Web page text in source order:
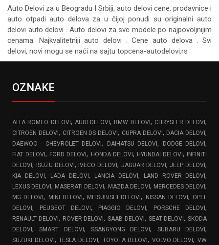
Auto Delovi za u Beogradu I Srbiji, auto delovi cene, prodavnice i
auto otpadi auto delova za u čijoj ponudi su originalni auto
delovi auto delovi . Auto delovi za sve modele po najpovoljnijim
cenama. Najkvalitetniji auto delovi . Cene auto delova . Svi
delovi, novi mogu se naći na sajtu topcena-autodelovi.rs
OZNAKE
ALFA ROMEO DELOVI, AUDI DELOVI, BMW DELOVI, CHRYSLER DELOVI,
CITROEN DELOVI, CITROEN DS DELOVI, CUPRA DELOVI, DACIA DELOVI,
DAEWOO - CHEVROLET DELOVI, DAIHATSU DELOVI, DODGE DELOVI,
FIAT DELOVI, FORD DELOVI, HONDA DELOVI, HYUNDAI DELOVI, INFINITI
DELOVI, ISUZU DELOVI, IVECO DELOVI, JAGUAR DELOVI,JEEP DELOVI,
KIA DELOVI, LADA DELOVI, LANCIA DELOVI, LAND ROVER DELOVI,
LEXUS DELOVI, MASERATI DELOVI, MAZDA DELOVI, MERCEDES DELOVI,
MG DELOVI, MINI DELOVI, MITSUBISHI DELOVI, NISSAN DELOVI, OPEL
DELOVI, PEUGEOT DELOVI, PIAGGIO DELOVI, PORSCHE DELOVI,
RENAULT DELOVI, ROVER DELOVI, SAAB DELOVI, SEAT DELOVI, SKODA
DELOVI,SMART DELOVI,SSANGYONG DELOVI, SUBARU DELOVI,
SUZUKI DELOVI,TESLA DELOVI, TOYOTA DELOVI, VOLVO DELOVI, VW